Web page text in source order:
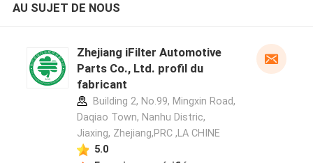
AU SUJET DE NOUS
Zhejiang iFilter Automotive
Parts Co., Ltd. profil du
fabricant
Building 2, No.99, Mingxin Road,
Daqiao Town, Nanhu Distric,
Jiaxing, Zhejiang,PRC ,LA CHINE
5.0